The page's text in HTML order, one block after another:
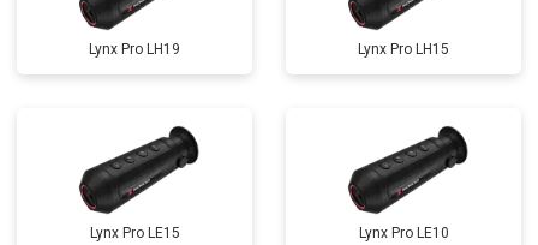
Lynx Pro LH19 Lynx Pro LH15
Lynx Pro LE15 Lynx Pro LE10